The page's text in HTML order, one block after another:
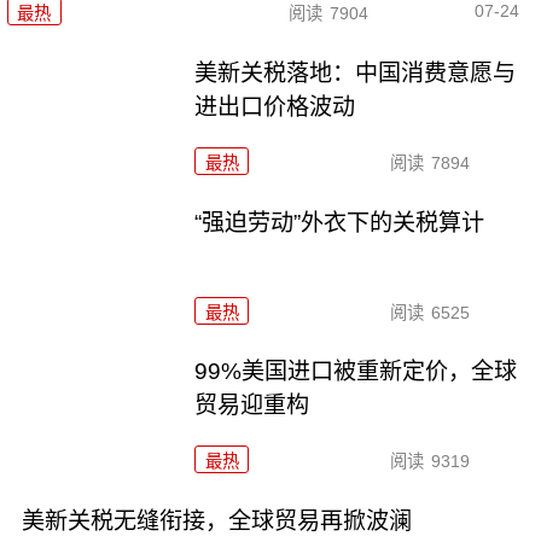
最热 阅读 7904 07-24
美新关税落地：中国消费意愿与
进出口价格波动
最热 阅读 7894
“强迫劳动”外衣下的关税算计
最热 阅读 6525
99%美国进口被重新定价，全球
贸易迎重构
最热 阅读 9319
美新关税无缝衔接，全球贸易再掀波澜